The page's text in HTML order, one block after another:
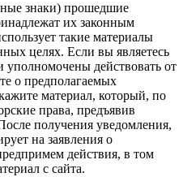
знаки) прошедшие
их законным
такие материалы
целях. Если вы являетесь
уполномочены действовать от
о предполагаемых
материал, который, по
права, предъявив
получения уведомления,
на заявления о
действия, в том
с сайта.